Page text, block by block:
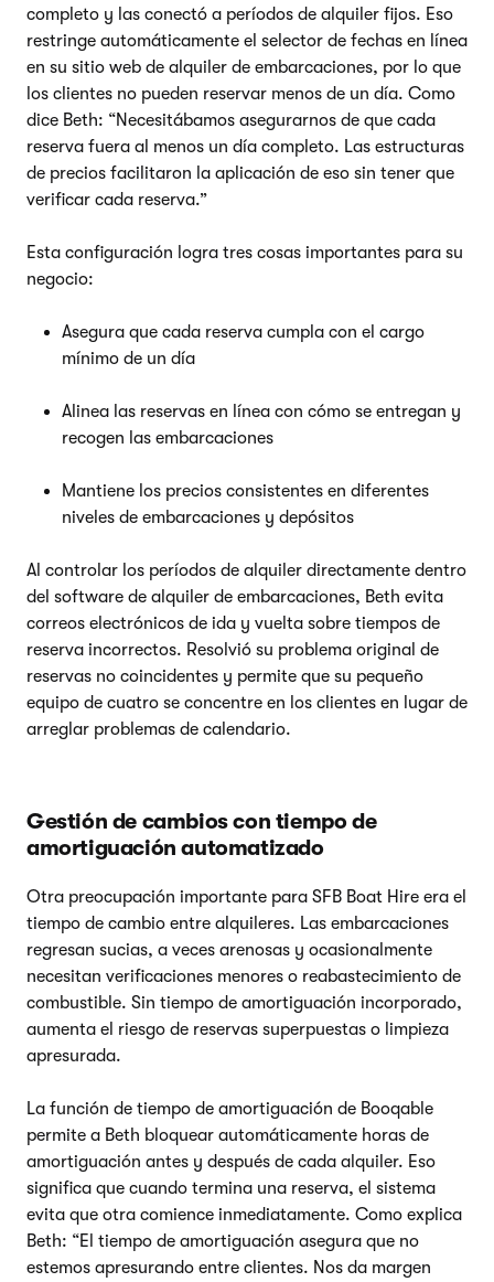
completo y las conectó a períodos de alquiler fijos. Eso
restringe automáticamente el selector de fechas en línea
en su sitio web de alquiler de embarcaciones, por lo que
los clientes no pueden reservar menos de un día. Como
dice Beth: “Necesitábamos asegurarnos de que cada
reserva fuera al menos un día completo. Las estructuras
de precios facilitaron la aplicación de eso sin tener que
verificar cada reserva.”
Esta configuración logra tres cosas importantes para su
negocio:
Asegura que cada reserva cumpla con el cargo
mínimo de un día
Alinea las reservas en línea con cómo se entregan y
recogen las embarcaciones
Mantiene los precios consistentes en diferentes
niveles de embarcaciones y depósitos
Al controlar los períodos de alquiler directamente dentro
del software de alquiler de embarcaciones, Beth evita
correos electrónicos de ida y vuelta sobre tiempos de
reserva incorrectos. Resolvió su problema original de
reservas no coincidentes y permite que su pequeño
equipo de cuatro se concentre en los clientes en lugar de
arreglar problemas de calendario.
Gestión de cambios con tiempo de
amortiguación automatizado
Otra preocupación importante para SFB Boat Hire era el
tiempo de cambio entre alquileres. Las embarcaciones
regresan sucias, a veces arenosas y ocasionalmente
necesitan verificaciones menores o reabastecimiento de
combustible. Sin tiempo de amortiguación incorporado,
aumenta el riesgo de reservas superpuestas o limpieza
apresurada.
La función de tiempo de amortiguación de Booqable
permite a Beth bloquear automáticamente horas de
amortiguación antes y después de cada alquiler. Eso
significa que cuando termina una reserva, el sistema
evita que otra comience inmediatamente. Como explica
Beth: “El tiempo de amortiguación asegura que no
estemos apresurando entre clientes. Nos da margen